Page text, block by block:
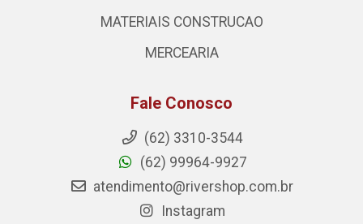
MATERIAIS CONSTRUCAO
MERCEARIA
Fale Conosco
(62) 3310-3544
(62) 99964-9927
atendimento@rivershop.com.br
Instagram